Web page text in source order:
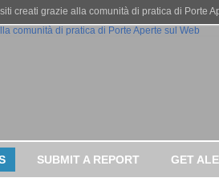
creati grazie alla comunità di pratica di Porte
SUBMIT A REPORT GET